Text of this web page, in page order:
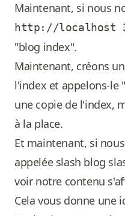
Maintenant, si nous
http://localhost
"blog index".
Maintenant, créons
l'index et appelons-le
une copie de l'index,
à la place.
Et maintenant, si
appelée slash blog
voir notre contenu
Cela vous donne une